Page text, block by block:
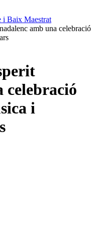
amb una celebració
celebració
i